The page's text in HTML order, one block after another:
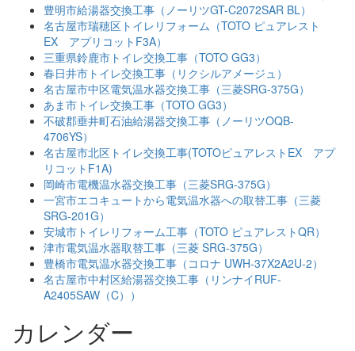
豊明市給湯器交換工事（ノーリツGT-C2072SAR BL）
名古屋市瑞穂区トイレリフォーム（TOTO ピュアレスト
EX アプリコットF3A）
三重県鈴鹿市トイレ交換工事（TOTO GG3）
春日井市トイレ交換工事（リクシルアメージュ）
名古屋市中区電気温水器交換工事（三菱SRG-375G）
あま市トイレ交換工事（TOTO GG3）
不破郡垂井町石油給湯器交換工事（ノーリツOQB-
4706YS）
名古屋市北区トイレ交換工事(TOTOピュアレストEX アプ
リコットF1A)
岡崎市電機温水器交換工事（三菱SRG-375G）
一宮市エコキュートから電気温水器への取替工事（三菱
SRG-201G）
安城市トイレリフォーム工事（TOTO ピュアレストQR）
津市電気温水器取替工事（三菱 SRG-375G）
豊橋市電気温水器交換工事（コロナ UWH-37X2A2U-2）
名古屋市中村区給湯器交換工事（リンナイRUF-
A2405SAW（C））
カレンダー